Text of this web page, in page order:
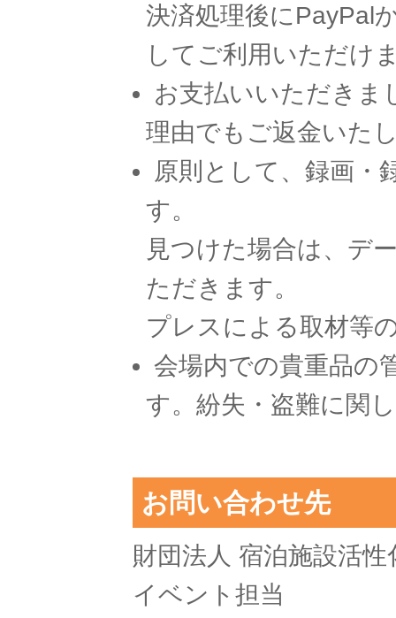
決済処理後にPayPal
してご利用いただけ
お支払いいただきま
理由でもご返金いた
原則として、録画・
す。
見つけた場合は、デ
ただきます。
プレスによる取材等
会場内での貴重品の
す。紛失・盗難に関
お問い合わせ先
財団法人 宿泊施設活性
イベント担当